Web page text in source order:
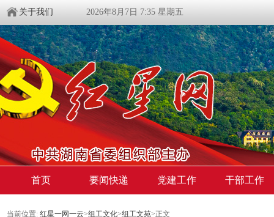
关于我们 2026年8月7日 7:35 星期五
首页 要闻快递 党建工作 干部工作
当前位置: 红星一网一云>组工文化>组工文苑>正文